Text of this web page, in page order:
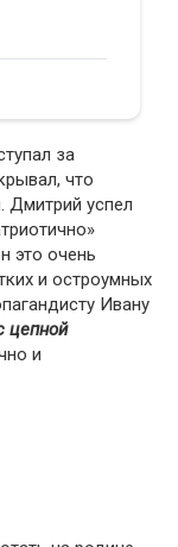
за
что
Дмитрий успел
это очень
и остроумных
Ивану
цепной
и